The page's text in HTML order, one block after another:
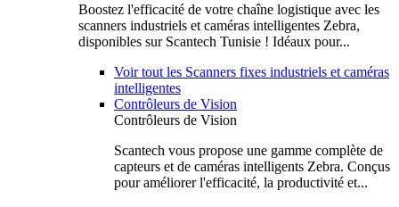
Boostez l'efficacité de votre chaîne logistique avec les
scanners industriels et caméras intelligentes Zebra,
disponibles sur Scantech Tunisie ! Idéaux pour...
Voir tout les Scanners fixes industriels et caméras
intelligentes
Contrôleurs de Vision
Contrôleurs de Vision
Scantech vous propose une gamme complète de
capteurs et de caméras intelligents Zebra. Conçus
pour améliorer l'efficacité, la productivité et...